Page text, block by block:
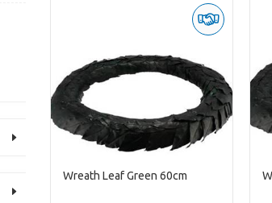
Wreath Leaf Green 60cm